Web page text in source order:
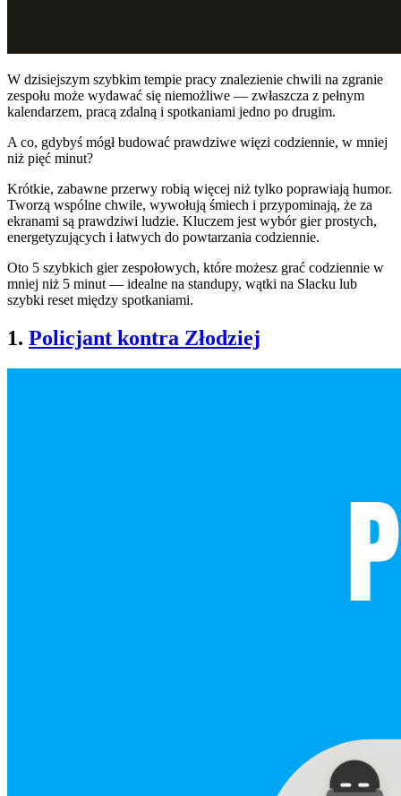
W dzisiejszym szybkim tempie pracy znalezienie chwili na zgranie
zespołu może wydawać się niemożliwe — zwłaszcza z pełnym
kalendarzem, pracą zdalną i spotkaniami jedno po drugim.
A co, gdybyś mógł budować prawdziwe więzi codziennie, w mniej
niż pięć minut?
Krótkie, zabawne przerwy robią więcej niż tylko poprawiają humor.
Tworzą wspólne chwile, wywołują śmiech i przypominają, że za
ekranami są prawdziwi ludzie. Kluczem jest wybór gier prostych,
energetyzujących i łatwych do powtarzania codziennie.
Oto 5 szybkich gier zespołowych, które możesz grać codziennie w
mniej niż 5 minut — idealne na standupy, wątki na Slacku lub
szybki reset między spotkaniami.
1. Policjant kontra Złodziej